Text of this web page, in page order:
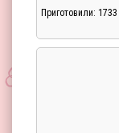
Приготовили: 1733